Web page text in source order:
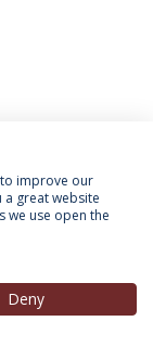
improve our
great website
we use open the
Deny